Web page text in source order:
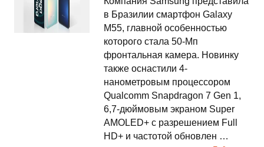
в Бразилии смартфон Galaxy
M55, главной особенностью
которого стала 50-Мп
фронтальная камера. Новинку
также оснастили 4-
нанометровым процессором
Qualcomm Snapdragon 7 Gen 1,
6,7-дюймовым экраном Super
AMOLED+ с разрешением Full
HD+ и частотой обновлен …